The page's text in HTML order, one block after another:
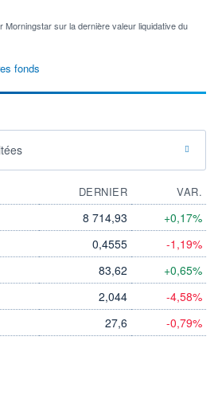
Morningstar sur la dernière valeur liquidative du
fonds
DERNIER
VAR.
8 714,93 +0,17%
0,4555 -1,19%
83,62 +0,65%
2,044 -4,58%
27,6 -0,79%